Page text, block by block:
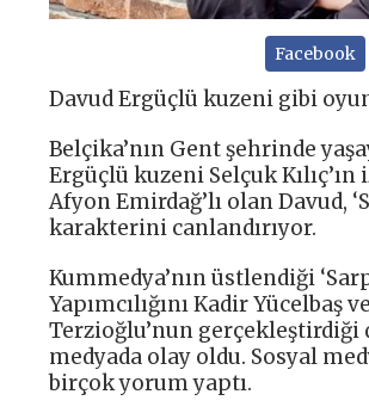
Facebook
Davud Ergüçlü kuzeni gibi
Belçika’nın Gent şehrinde
Ergüçlü kuzeni Selçuk
Afyon Emirdağ’lı olan Davud,
karakterini canlandırıyor.
Kummedya’nın üstlendiği
Yapımcılığını Kadir
Terzioğlu’nun
medyada olay oldu. Sosyal
birçok yorum yaptı.